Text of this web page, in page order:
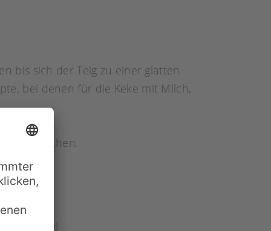
bis sich der Teig zu einer glatten
bei denen für die Keke mit Milch,
vermischen.
Appetit!